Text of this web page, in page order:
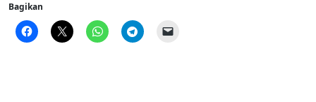
Bagikan